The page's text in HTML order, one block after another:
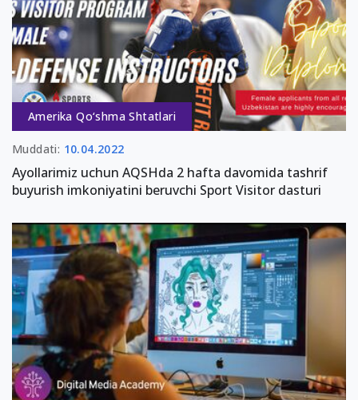
Amerika Qo‘shma Shtatlari
Muddati: 10.04.2022
Ayollarimiz uchun AQSHda 2 hafta davomida tashrif
buyurish imkoniyatini beruvchi Sport Visitor dasturi